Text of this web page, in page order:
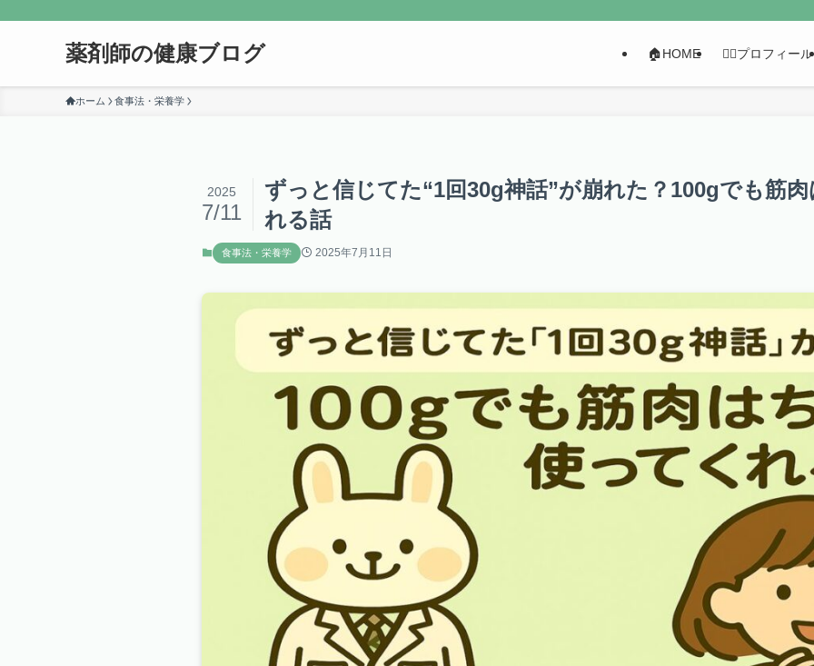
薬剤師の健康ブログ 🏠HOME 👩‍⚕️プロフィール
ホーム 食事法・栄養学
ずっと信じてた“1回30g神話”が崩れた？100gでも筋
れる話
2025
7/11
食事法・栄養学 2025年7月11日